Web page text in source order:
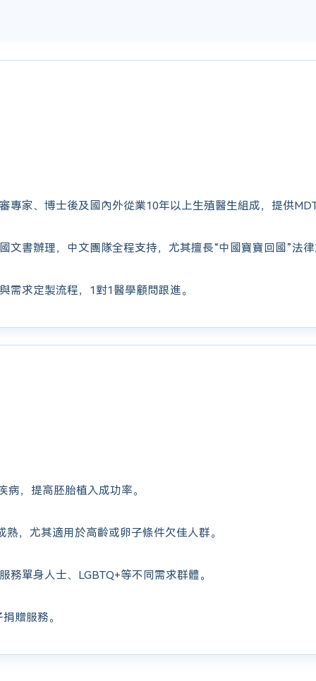
專家、博士後及國內外從業10年以上生殖醫生組成，提供
文書辦理，中文團隊全程支持，尤其擅長“中國寶寶回國”法
需求定製流程，1對1醫學顧問跟進。
病，提高胚胎植入成功率。
熟，尤其適用於高齡或卵子條件欠佳人群。
務單身人士、LGBTQ+等不同需求群體。
贈服務。